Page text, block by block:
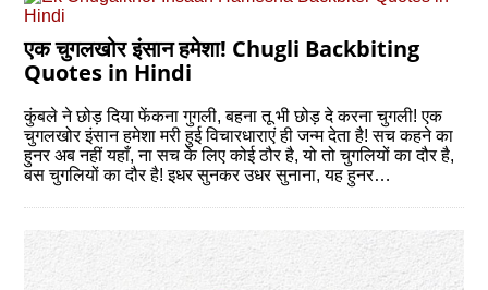
एक चुगलखोर इंसान हमेशा! Chugli Backbiting
Quotes in Hindi
कुंबले ने छोड़ दिया फेंकना गुगली, बहना तू भी छोड़ दे करना चुगली! एक
चुगलखोर इंसान हमेशा मरी हुई विचारधाराएं ही जन्‍म देता है! सच कहने का
हुनर अब नहीं यहाँ, ना सच के लिए कोई ठौर है, यो तो चुगलियों का दौर है,
बस चुगलियों का दौर है! इधर सुनकर उधर सुनाना, यह हुनर…